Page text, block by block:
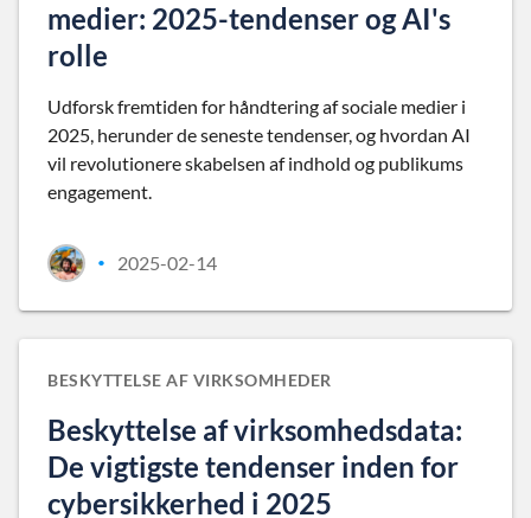
medier: 2025-tendenser og AI's
rolle
Udforsk fremtiden for håndtering af sociale medier i
2025, herunder de seneste tendenser, og hvordan AI
vil revolutionere skabelsen af indhold og publikums
engagement.
• 2025-02-14
BESKYTTELSE AF VIRKSOMHEDER
Beskyttelse af virksomhedsdata:
De vigtigste tendenser inden for
cybersikkerhed i 2025